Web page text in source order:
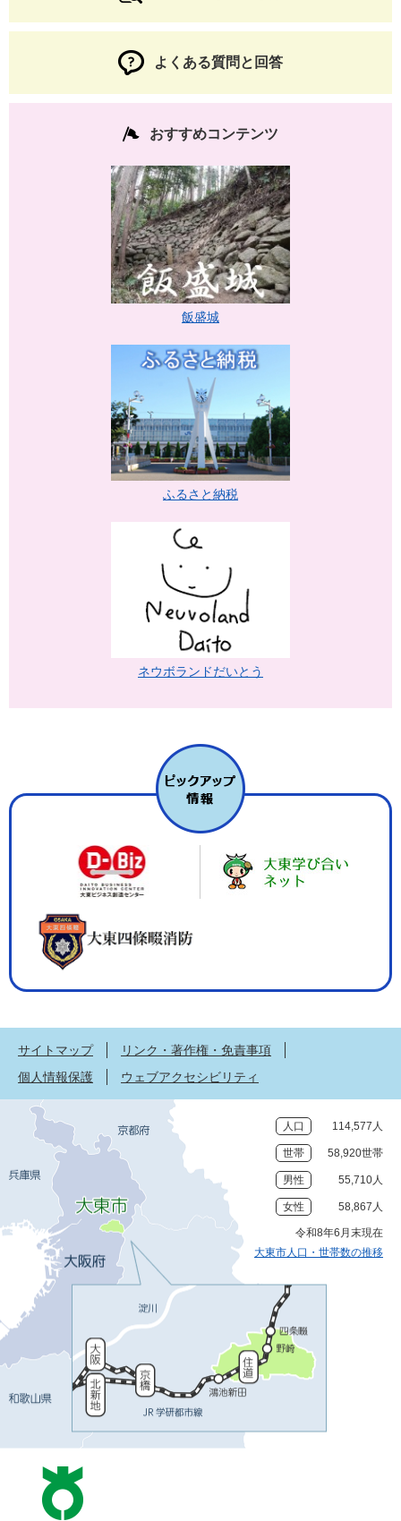
よくある質問と回答
おすすめコンテンツ
飯盛城
ふるさと納税
ネウボランドだいとう
サイトマップ
リンク・著作権・免責事項
個人情報保護
ウェブアクセシビリティ
人口 114,577人
世帯 58,920世帯
男性 55,710人
女性 58,867人
令和8年6月末現在
大東市人口・世帯数の推移